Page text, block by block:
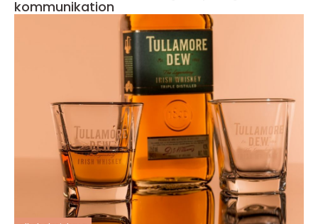
kommunikation